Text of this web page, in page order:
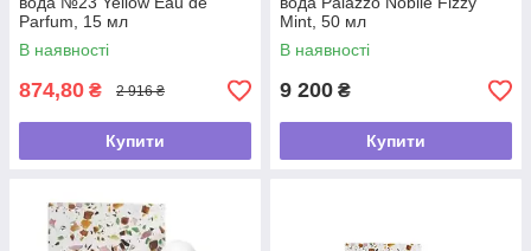
Parfum, 15 мл
В наявності
874,80 ₴ 2 916 ₴
Купити
Mint, 50 мл
В наявності
9 200 ₴
Купити